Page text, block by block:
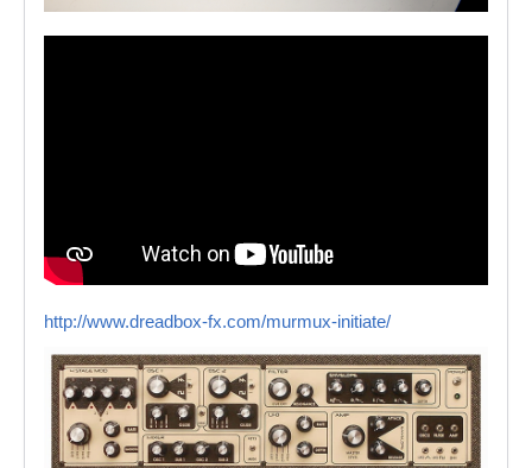
http://www.dreadbox-fx.com/murmux-initiate/